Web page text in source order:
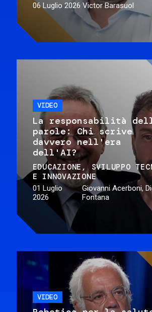
06 Luglio 2026 Victor Barasuol
VIDEO
La responsabilità
parole: Chi scrive
davvero nell'era
dell'AI?
EDUCAZIONE
SVILUPPO
E INNOVAZIONE
01 Luglio
2026
Giovanni Acerboni,
Fontana
VIDEO